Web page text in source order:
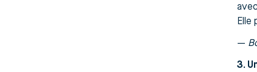
Elle
—
3.